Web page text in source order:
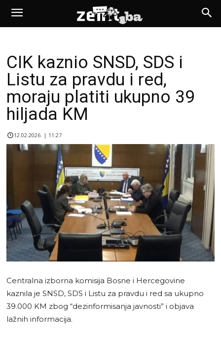
CIK kaznio SNSD, SDS i
Listu za pravdu i red,
moraju platiti ukupno 39
hiljada KM
12.02.2026. | 11:27
Centralna izborna komisija Bosne i Hercegovine
kaznila je SNSD, SDS i Listu za pravdu i red sa ukupno
39.000 KM zbog “dezinformisanja javnosti” i objava
lažnih informacija.